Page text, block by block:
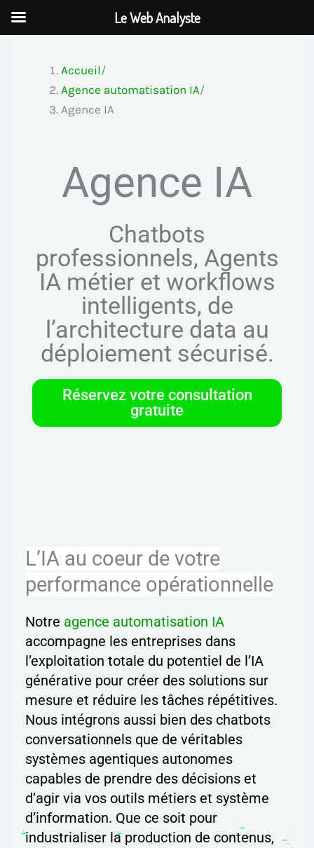
Aller
Accueil /
Agence automatisation IA/
Agence IA
Agence IA
Chatbots
professionnels, Agents
IA métier et workflows
intelligents, de
l’architecture data au
déploiement sécurisé.
Réservez votre consultation
gratuite
L’IA au coeur de votre
performance opérationnelle
Notre agence automatisation IA
accompagne les entreprises dans
l’exploitation totale du potentiel de l’IA
générative pour créer des solutions sur
mesure et réduire les tâches répétitives.
Nous intégrons aussi bien des chatbots
conversationnels que de véritables
systèmes agentiques autonomes
capables de prendre des décisions et
d’agir via vos outils métiers et système
d’information. Que ce soit pour
industrialiser la production de contenus,
Le Web Analyste